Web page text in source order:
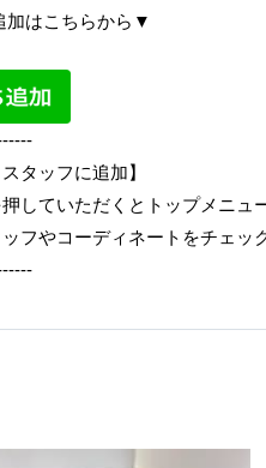
加はこちらから▼
タッフに追加】
していただくとトップメニ
フやコーディネートをチェッ